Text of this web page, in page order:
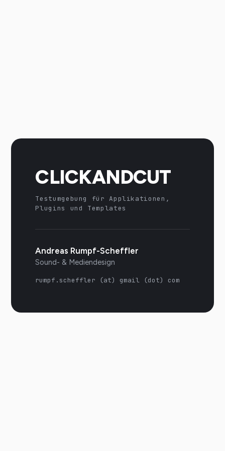
CLICKANDCUT
Testumgebung für Applikationen,
Plugins und Templates
Andreas Rumpf-Scheffler
Sound- & Mediendesign
rumpf.scheffler (at) gmail (dot) com